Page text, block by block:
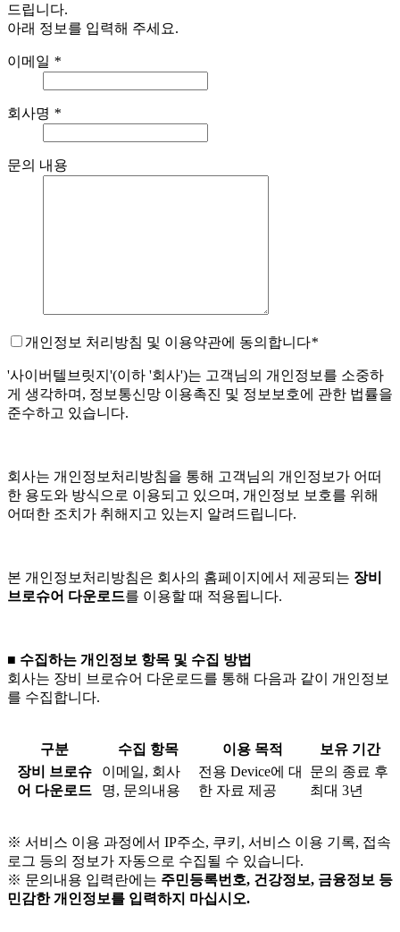
드립니다.
아래 정보를 입력해 주세요.
이메일 *
회사명 *
문의 내용
개인정보 처리방침 및 이용약관에 동의합니다*
'사이버텔브릿지'(이하 '회사')는 고객님의 개인정보를 소중하
게 생각하며, 정보통신망 이용촉진 및 정보보호에 관한 법률을
준수하고 있습니다.
회사는 개인정보처리방침을 통해 고객님의 개인정보가 어떠
한 용도와 방식으로 이용되고 있으며, 개인정보 보호를 위해
어떠한 조치가 취해지고 있는지 알려드립니다.
본 개인정보처리방침은 회사의 홈페이지에서 제공되는 장비
브로슈어 다운로드를 이용할 때 적용됩니다.
■ 수집하는 개인정보 항목 및 수집 방법
회사는 장비 브로슈어 다운로드를 통해 다음과 같이 개인정보
를 수집합니다.
구분 수집 항목 이용 목적
보유 기간
장비 브로슈
어 다운로드
이메일, 회사
명, 문의내용
전용 Device에 대
한 자료 제공
문의 종료 후
최대 3년
※ 서비스 이용 과정에서 IP주소, 쿠키, 서비스 이용 기록, 접속
로그 등의 정보가 자동으로 수집될 수 있습니다.
※ 문의내용 입력란에는 주민등록번호, 건강정보, 금융정보 등
민감한 개인정보를 입력하지 마십시오.